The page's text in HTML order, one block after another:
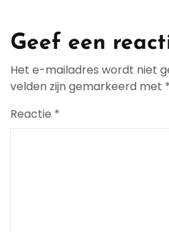
Geef een
Het e-mailadres wordt niet
velden zijn gemarkeerd met *
Reactie *